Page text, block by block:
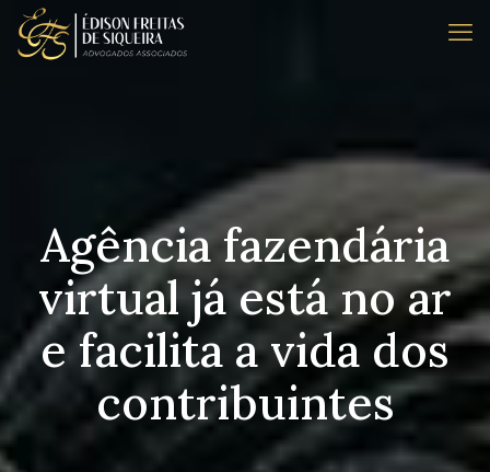
Agência fazendária
virtual já está no ar
e facilita a vida dos
contribuintes